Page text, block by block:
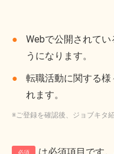
Webで公開されてい
うになります。
転職活動に関する
れます。
※ご登録を確認後、ジョブキタ
必須